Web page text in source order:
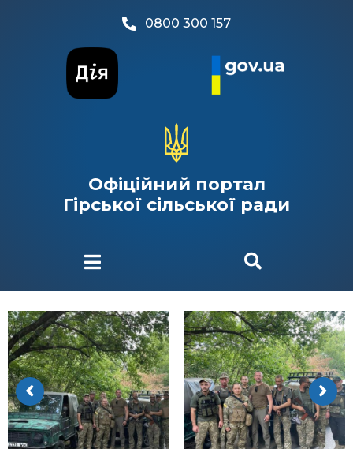
0800 300 157
Офіційний портал
Гірської сільської ради